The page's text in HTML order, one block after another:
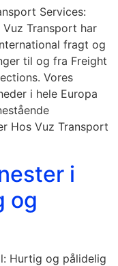
Services:
Transport har
fragt og
til og fra Freight
Vores
i hele Europa
Hos Vuz Transport
i
og
Hurtig og pålidelig